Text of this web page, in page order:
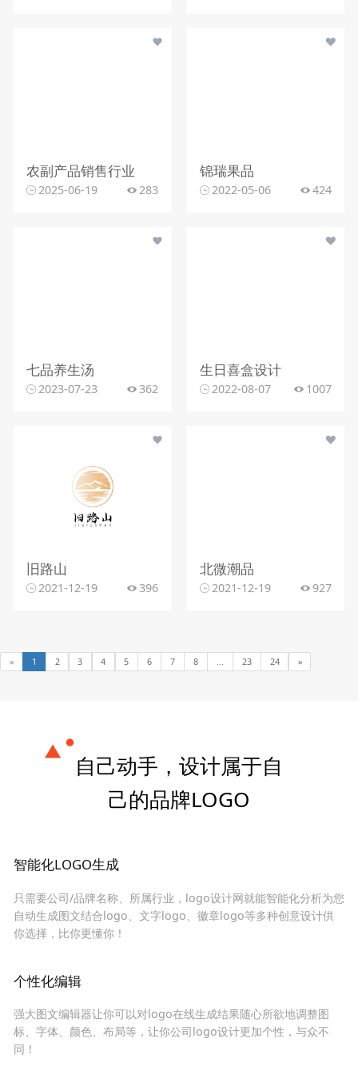
农副产品销售行业
2025-06-19 283
锦瑞果品
2022-05-06 424
七品养生汤
2023-07-23 362
生日喜盒设计
2022-08-07 1007
旧路山
2021-12-19 396
北微潮品
2021-12-19 927
« 1 2 3 4 5 6 7 8 23 24 »
自己动手，设计属于自
己的品牌LOGO
智能化LOGO生成
只需要公司/品牌名称、所属行业，logo设计网就能智能化分析为您
自动生成图文结合logo、文字logo、徽章logo等多种创意设计供
你选择，比你更懂你！
个性化编辑
强大图文编辑器让你可以对logo在线生成结果随心所欲地调整图
标、字体、颜色、布局等，让你公司logo设计更加个性，与众不
同！